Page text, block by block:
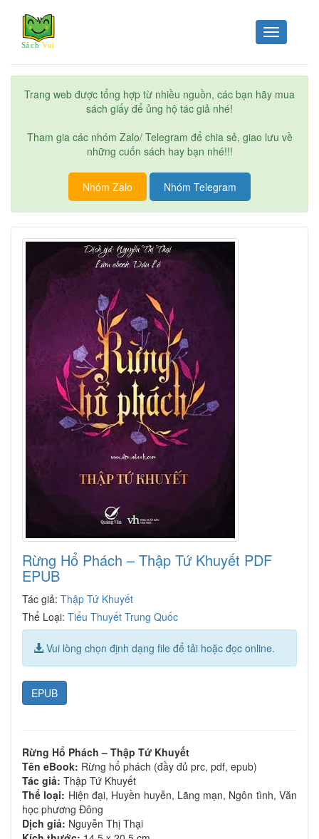
Toggle
navigation
Trang web được tổng hợp từ nhiều nguồn, các bạn hãy mua
sách giấy để ủng hộ tác giả nhé!
Tham gia các nhóm Zalo/ Telegram để chia sẻ, giao lưu về
những cuốn sách hay bạn nhé!!!
Nhóm Zalo Nhóm Telegram
Rừng Hổ Phách – Thập Tứ Khuyết PDF
EPUB
Tác giả: Thập Tứ Khuyết
Thể Loại: Tiểu Thuyết Trung Quốc
Vui lòng chọn định dạng file để tải hoặc đọc online.
EPUB
Rừng Hổ Phách – Thập Tứ Khuyết
Tên eBook: Rừng hổ phách (đầy đủ prc, pdf, epub)
Tác giả: Thập Tứ Khuyết
Thể loại: Hiện đại, Huyền huyễn, Lãng mạn, Ngôn tình, Văn
học phương Đông
Dịch giả: Nguyễn Thị Thại